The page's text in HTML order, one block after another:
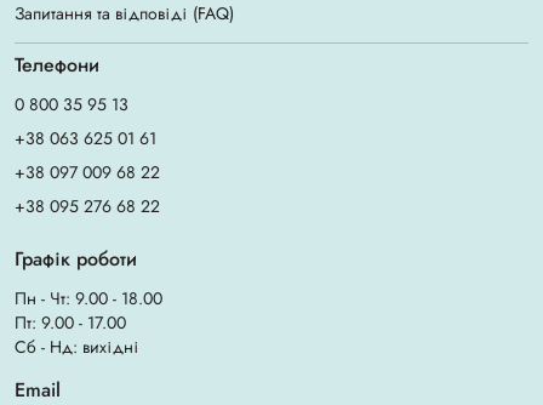
Запитання та відповіді (FAQ)
Телефони
0 800 35 95 13
+38 063 625 01 61
+38 097 009 68 22
+38 095 276 68 22
Графік роботи
Пн - Чт: 9.00 - 18.00
Пт: 9.00 - 17.00
Сб - Нд: вихідні
Email